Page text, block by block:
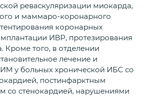
реваскуляризации миокарда,
и маммаро-коронарного
коронарных
ИВР, протезирования
Кроме того, в отделении
лечение и
у больных хронической ИБС со
постинфарктным
со стенокардией, нарушениями